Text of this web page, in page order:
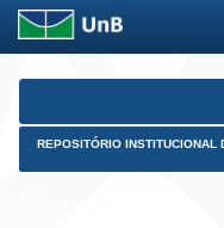
Skip
REPOSITÓRIO INSTITUCIONAL